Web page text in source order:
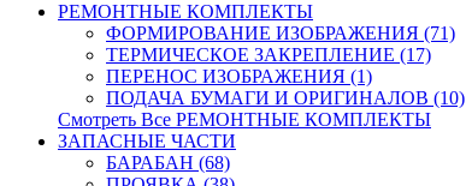
РЕМОНТНЫЕ КОМПЛЕКТЫ
ФОРМИРОВАНИЕ ИЗОБРАЖЕНИЯ (71)
ТЕРМИЧЕСКОЕ ЗАКРЕПЛЕНИЕ (17)
ПЕРЕНОС ИЗОБРАЖЕНИЯ (1)
ПОДАЧА БУМАГИ И ОРИГИНАЛОВ (10)
Смотреть Все РЕМОНТНЫЕ КОМПЛЕКТЫ
ЗАПАСНЫЕ ЧАСТИ
БАРАБАН (68)